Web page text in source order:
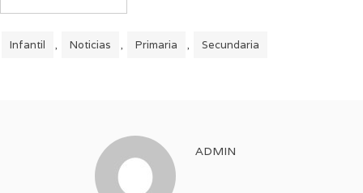
Infantil Noticias Primaria Secundaria
ADMIN